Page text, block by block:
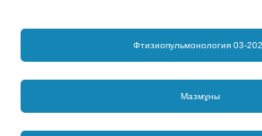
Фтизиопульмонология 03-
Мазмұны